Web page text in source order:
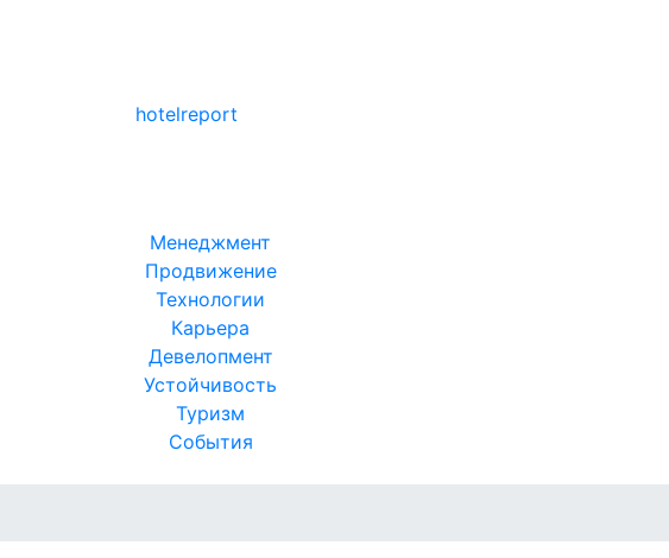
hotelreport
Менеджмент
Продвижение
Технологии
Карьера
Девелопмент
Устойчивость
Туризм
События